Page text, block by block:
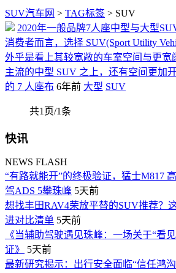
SUV汽车网 > TAG标签 > SUV
2020年一般品牌7人座中型与大型
消费者而言，选择 SUV(Sport Utility
外乎是看上其较宽敞的车室空间与更宽
主流的中型 SUV 之上，还有空间更加
的 7 人座布 6年前 大型 SUV
共1页/1条
快讯
NEWS FLASH
“有路就能开”的终极验证，猛士M817
驾ADS 5攀珠峰 5天前
想找丰田RAV4荣放平替的SUV推荐？
进对比清单 5天前
《当辅助驾驶遇见珠峰：一场关于“看
证》
5天前
最新研究揭示：出行安全面临“信任鸿